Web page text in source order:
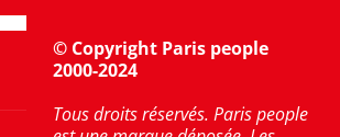
© Copyright Paris people
2000-2024
Tous droits réservés. Paris people